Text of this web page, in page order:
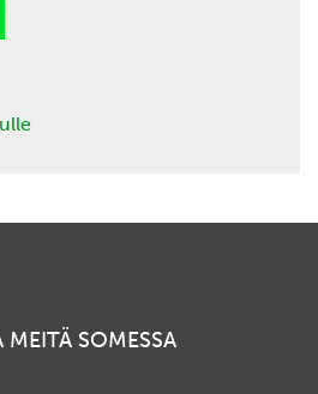
MEITÄ SOMESSA